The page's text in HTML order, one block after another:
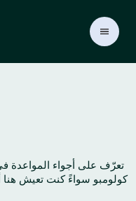
تعرّف على أجواء المواعدة
كولومبو سواءً كنت تعيش